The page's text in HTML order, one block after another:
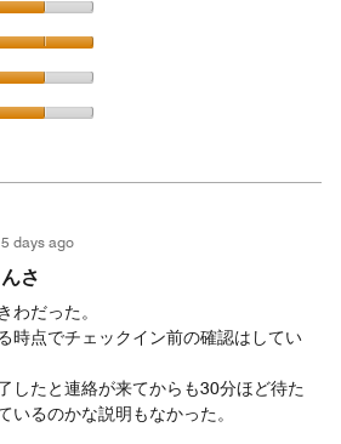
days ago
さ
わだった。
時点でチェックイン前の確認はしてい
したと連絡が来てからも30分ほど待た
いるのかな説明もなかった。